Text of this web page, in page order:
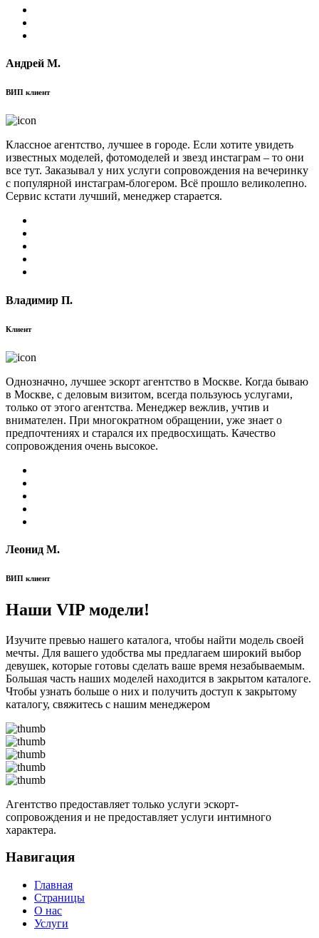
Андрей М.
ВИП клиент
Классное агентство, лучшее в городе. Если хотите увидеть
известных моделей, фотомоделей и звезд инстаграм – то они
все тут. Заказывал у них услуги сопровождения на вечеринку
с популярной инстаграм-блогером. Всё прошло великолепно.
Сервис кстати лучший, менеджер старается.
Владимир П.
Клиент
Однозначно, лучшее эскорт агентство в Москве. Когда бываю
в Москве, с деловым визитом, всегда пользуюсь услугами,
только от этого агентства. Менеджер вежлив, учтив и
внимателен. При многократном обращении, уже знает о
предпочтениях и старался их предвосхищать. Качество
сопровождения очень высокое.
Леонид М.
ВИП клиент
Наши VIP модели!
Изучите превью нашего каталога, чтобы найти модель своей
мечты. Для вашего удобства мы предлагаем широкий выбор
девушек, которые готовы сделать ваше время незабываемым.
Большая часть наших моделей находится в закрытом каталоге.
Чтобы узнать больше о них и получить доступ к закрытому
каталогу, свяжитесь с нашим менеджером
Агентство предоставляет только услуги эскорт-
сопровождения и не предоставляет услуги интимного
характера.
Навигация
Главная
Страницы
О нас
Услуги